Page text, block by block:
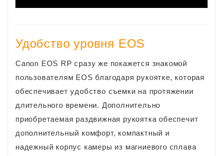
Удобство уровня EOS
Сanon EOS RP сразу же покажется знакомой
пользователям EOS благодаря рукоятке, которая
обеспечивает удобство съемки на протяжении
длительного времени. Дополнительно
приобретаемая раздвижная рукоятка обеспечит
дополнительный комфорт, компактный и
надежный корпус камеры из магниевого сплава